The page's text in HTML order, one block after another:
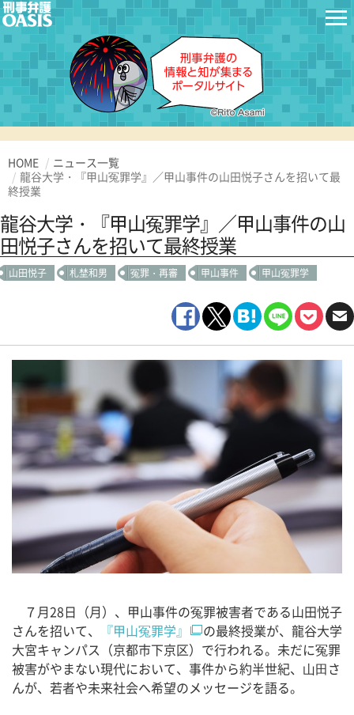
HOME
ニュース一覧
龍谷大学・『甲山冤罪学』／甲山事件の山田悦子さんを招いて最
終授業
龍谷大学・『甲山冤罪学』／甲山事件の山
田悦子さんを招いて最終授業
山田悦子 札埜和男 冤罪・再審 甲山事件 甲山冤罪学
７月28日（月）、甲山事件の冤罪被害者である山田悦子
さんを招いて、
『甲山冤罪学』
の最終授業が、龍谷大学
大宮キャンパス（京都市下京区）で行われる。未だに冤罪
被害がやまない現代において、事件から約半世紀、⼭⽥さ
んが、若者や未来社会へ希望のメッセージを語る。